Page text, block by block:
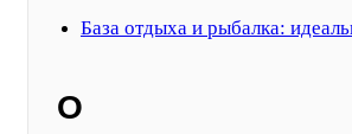
База отдыха и рыбалка:
О